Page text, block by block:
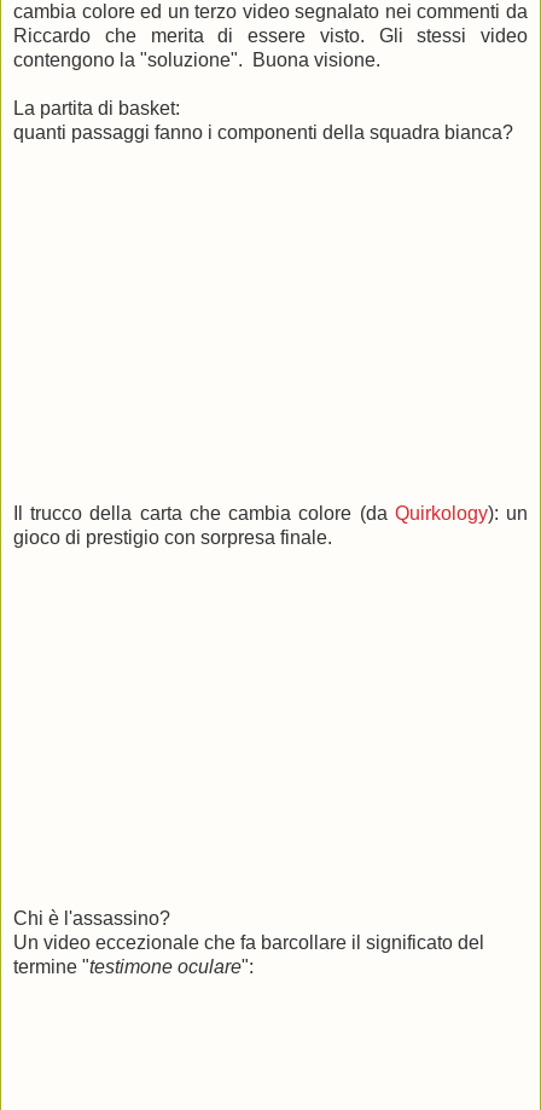
cambia colore ed un terzo video segnalato nei commenti da
Riccardo che merita di essere visto. Gli stessi video
contengono la "soluzione". Buona visione.
La partita di basket:
quanti passaggi fanno i componenti della squadra bianca?
Il trucco della carta che cambia colore (da Quirkology): un
gioco di prestigio con sorpresa finale.
Chi è l'assassino?
Un video eccezionale che fa barcollare il significato del
termine "testimone oculare":